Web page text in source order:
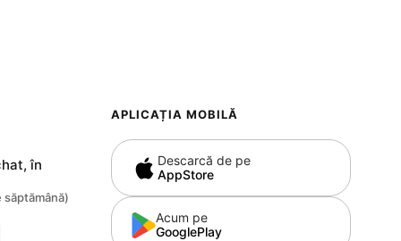
în
săptămână)
APLICAȚIA MOBILĂ
Descarcă de pe
AppStore
Acum pe
GooglePlay